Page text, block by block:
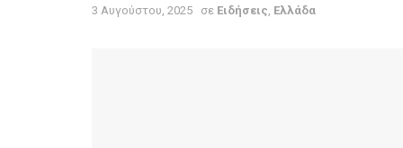
3 Αυγούστου, 2025 σε Ειδήσεις Ελλάδα